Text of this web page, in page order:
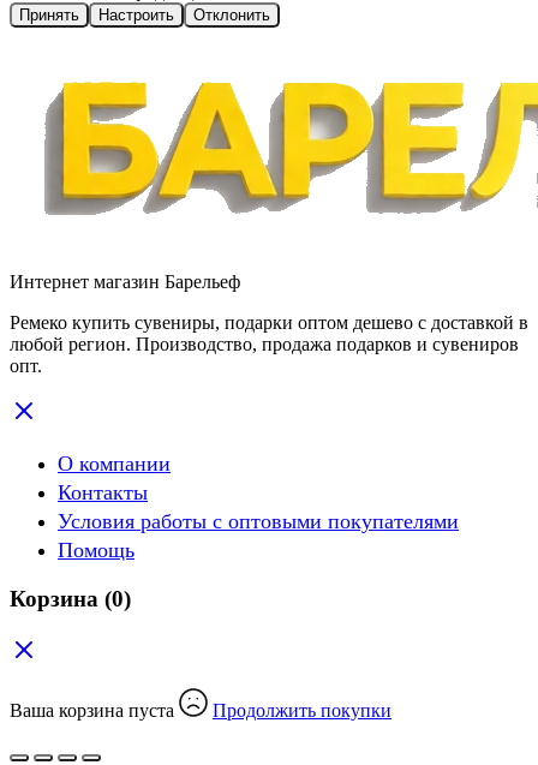
Принять Настроить Отклонить
Интернет магазин Барельеф
Ремеко купить сувениры, подарки оптом дешево с доставкой в
любой регион. Производство, продажа подарков и сувениров
опт.
О компании
Контакты
Условия работы с оптовыми покупателями
Помощь
Корзина (0)
Ваша корзина пуста Продолжить покупки